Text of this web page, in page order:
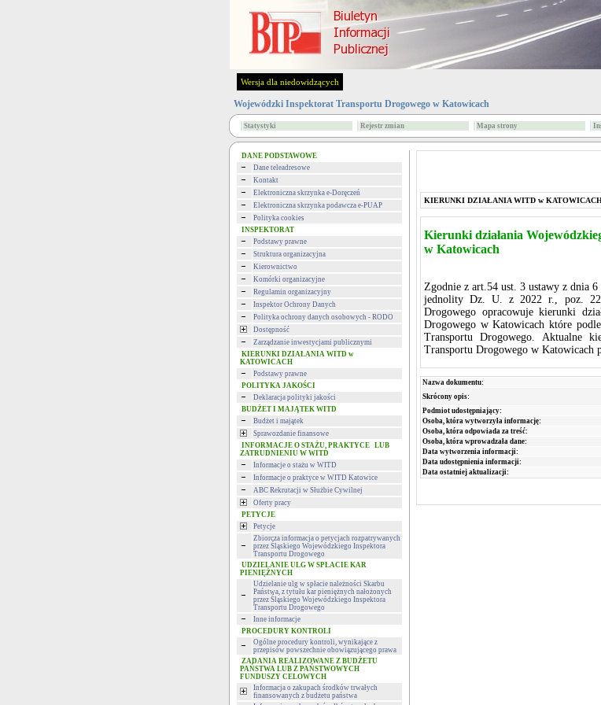
Wersja dla niedowidzących
Wojewódzki Inspektorat Transportu Drogowego w Katowicach
Statystyki Rejestr zmian Mapa strony
DANE PODSTAWOWE
Dane teleadresowe
Kontakt
Elektroniczna skrzynka e-Doręczeń
Elektroniczna skrzynka podawcza e-PUAP
Polityka cookies
INSPEKTORAT
Podstawy prawne
Struktura organizacyjna
Kierownictwo
Komórki organizacyjne
Regulamin organizacyjny
Inspektor Ochrony Danych
Polityka ochrony danych osobowych - RODO
Dostępność
Zarządzanie inwestycjami publicznymi
KIERUNKI DZIAŁANIA WITD w
KATOWICACH
Podstawy prawne
POLITYKA JAKOŚCI
Deklaracja polityki jakości
BUDŻET I MAJĄTEK WITD
Budżet i majątek
Sprawozdanie finansowe
INFORMACJE O STAŻU, PRAKTYCE LUB
ZATRUDNIENIU W WITD
Informacje o stażu w WITD
Informacje o praktyce w WITD Katowice
ABC Rekrutacji w Służbie Cywilnej
Oferty pracy
PETYCJE
Petycje
Zbiorcza informacja o petycjach rozpatrywanych
przez Śląskiego Wojewódzkiego Inspektora
Transportu Drogowego
UDZIELANIE ULG W SPŁACIE KAR
PIENIĘŻNYCH
Udzielanie ulg w spłacie należności Skarbu
Państwa, z tytułu kar pieniężnych nałożonych
przez Śląskiego Wojewódzkiego Inspektora
Transportu Drogowego
Inne informacje
PROCEDURY KONTROLI
Ogólne procedury kontroli, wynikające z
przepisów powszechnie obowiązującego prawa
ZADANIA REALIZOWANE Z BUDŻETU
PAŃSTWA LUB Z PAŃSTWOWYCH
FUNDUSZY CELOWYCH
Informacja o zakupach środków trwałych
finansowanych z budżetu państwa
KIERUNKI DZIAŁANIA WITD w
Kierunki działania
w Katowicach
Zgodnie z art.54 ust. 3 ustawy z dnia
jednolity Dz. U. z 2022 r., poz.
Drogowego opracowuje kierunki
Drogowego w Katowicach które
Transportu Drogowego. Aktualne
Transportu Drogowego w Katowicach
Nazwa dokumentu:
Skrócony opis:
Podmiot udostępniający:
Osoba, która wytworzyła informację:
Osoba, która odpowiada za treść:
Osoba, która wprowadzała dane:
Data wytworzenia informacji:
Data udostępnienia informacji:
Data ostatniej aktualizacji: